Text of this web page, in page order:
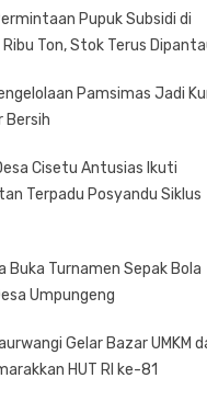
Pupuk Subsidi di
Ton, Stok Terus
Pamsimas Jadi
Bersih
Cisetu Antusias Ikuti
Terpadu Posyandu Siklus
Buka Turnamen Sepak Bola
Umpungeng
Gelar Bazar UMKM
HUT RI ke-81